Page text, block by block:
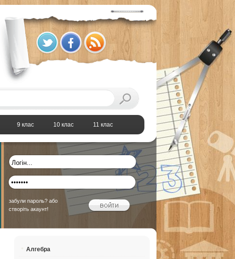
9 клас 10 клас 11 клас
забули пароль? або
створіть акаунт!
Алгебра